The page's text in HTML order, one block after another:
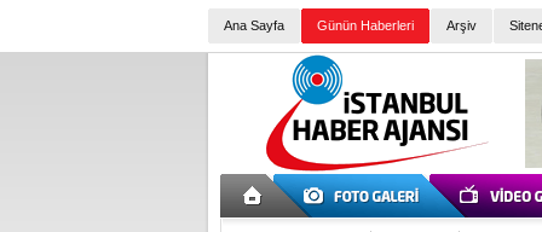
Ana Sayfa Günün Haberleri Arşiv